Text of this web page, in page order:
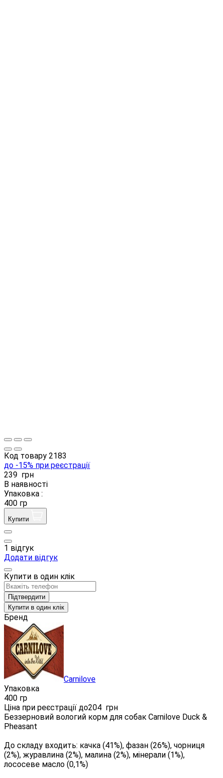
Код товару 2183
до -15% при реєстрації
239 грн
В наявності
Упаковка :
400 гр
Купити
1 відгук
Додати відгук
Купити в один клік
Підтвердити
Купити в один клік
Бренд
Carnilove
Упаковка
400 гр
Ціна при реєстрації до204 грн
Беззерновий вологий корм для собак Carnilove Duck &
Pheasant
До складу входить: качка (41%), фазан (26%), чорниця
(2%), журавлина (2%), малина (2%), мінерали (1%),
лососеве масло (0,1%)